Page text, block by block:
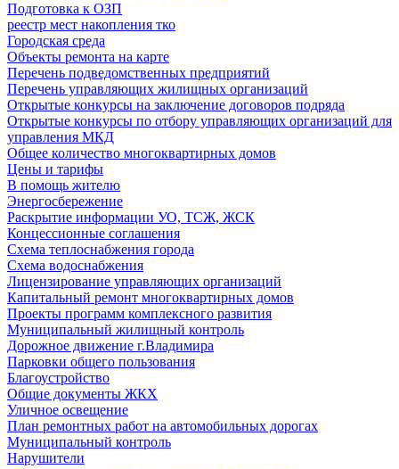
Подготовка к ОЗП
реестр мест накопления тко
Городская среда
Объекты ремонта на карте
Перечень подведомственных предприятий
Перечень управляющих жилищных организаций
Открытые конкурсы на заключение договоров подряда
Открытые конкурсы по отбору управляющих организаций для
управления МКД
Общее количество многоквартирных домов
Цены и тарифы
В помощь жителю
Энергосбережение
Раскрытие информации УО, ТСЖ, ЖСК
Концессионные соглашения
Схема теплоснабжения города
Схема водоснабжения
Лицензирование управляющих организаций
Капитальный ремонт многоквартирных домов
Проекты программ комплексного развития
Муниципальный жилищный контроль
Дорожное движение г.Владимира
Парковки общего пользования
Благоустройство
Общие документы ЖКХ
Уличное освещение
План ремонтных работ на автомобильных дорогах
Муниципальный контроль
Нарушители